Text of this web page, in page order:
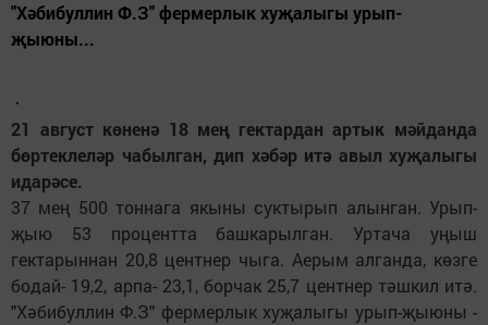
"Хәбибуллин Ф.З" фермерлык хуҗалыгы урып-
җыюны...
21 август көненә 18 мең гектардан артык мәйданда
бөртеклеләр чабылган, дип хәбәр итә авыл хуҗалыгы
идарәсе.
37 мең 500 тоннага якыны суктырып алынган. Урып-
җыю 53 процентта башкарылган. Уртача уңыш
гектарыннан 20,8 центнер чыга. Аерым алганда, көзге
бодай- 19,2, арпа- 23,1, борчак 25,7 центнер тәшкил итә.
"Хәбибуллин Ф.З" фермерлык хуҗалыгы урып-җыюны -